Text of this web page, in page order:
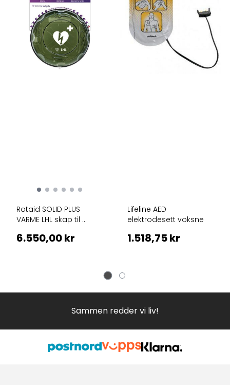
Rotaid SOLID PLUS
VARME LHL skap til ...
6.550,00 kr
Lifeline AED
elektrodesett voksne
1.518,75 kr
Sammen redder vi liv!